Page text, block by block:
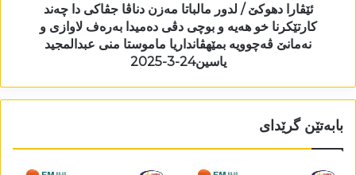
ئێڤارا دھوکێ / لدور مالباتا مەزن دناڤا جڤاکی دا چەند
کارتێکرنا خو ھەیە و بوچی دڤی دەمیدا بەرەف لاوازی و
نەمانێ ڤەچوویە بمێھڤانداریا ماموستا منی عبدالمجید
یاسین24-3-2025
بابەتێن گرێدای